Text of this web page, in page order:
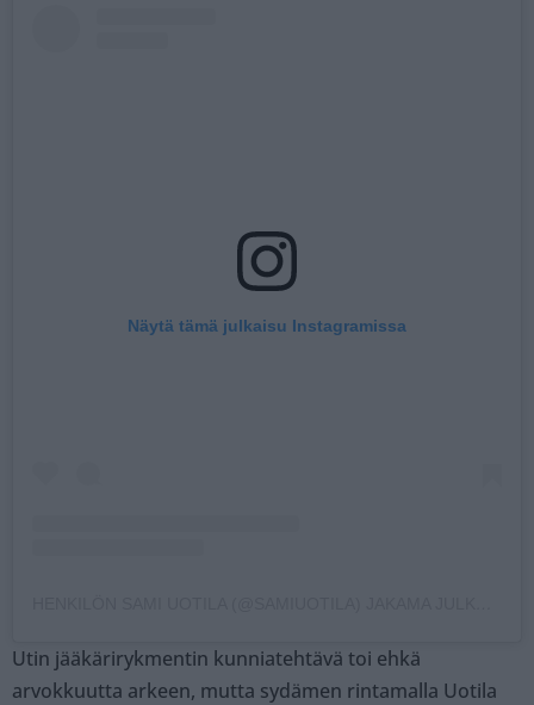
Näytä tämä julkaisu Instagramissa
Utin jääkärirykmentin kunniatehtävä toi ehkä
arvokkuutta arkeen, mutta sydämen rintamalla Uotila